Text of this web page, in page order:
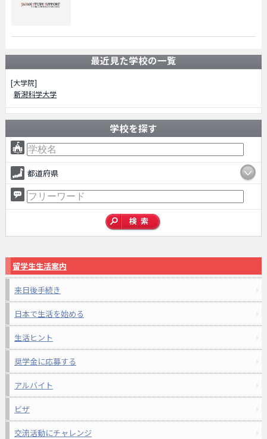
最近見た学校の一覧
[大学院]
新潟科学大学
学校を探す
都道府県
留学生生活案内
来日後手続き
日本で生活を始める
生活ヒント
奨学金に応募する
アルバイト
ビザ
交流活動にチャレンジ